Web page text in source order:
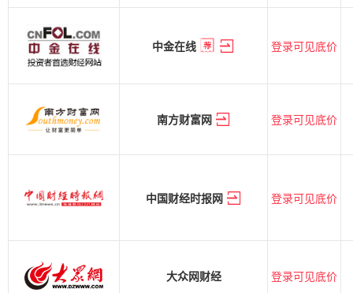
中金在线 登录可见底价
南方财富网 登录可见底价
中国财经时报网 登录可见底价
大众网财经 登录可见底价